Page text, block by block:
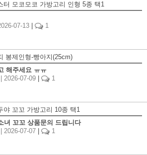
터 모코모코 가방고리 인형 5종 택1
07-13 1
봉제인형-빵아지(25cm)
해주세요 ㅠㅠ
| 2026-07-09 1
야 꼬꼬 가방고리 10종 택1
녀 꼬꼬 상품문의 드립니다
| 2026-07-07 1